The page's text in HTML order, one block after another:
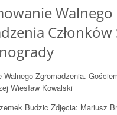
Walnego
Członków
Walnego Zgromadzenia.
Wiesław Kowalski
Budzic Zdjęcia: Mariusz